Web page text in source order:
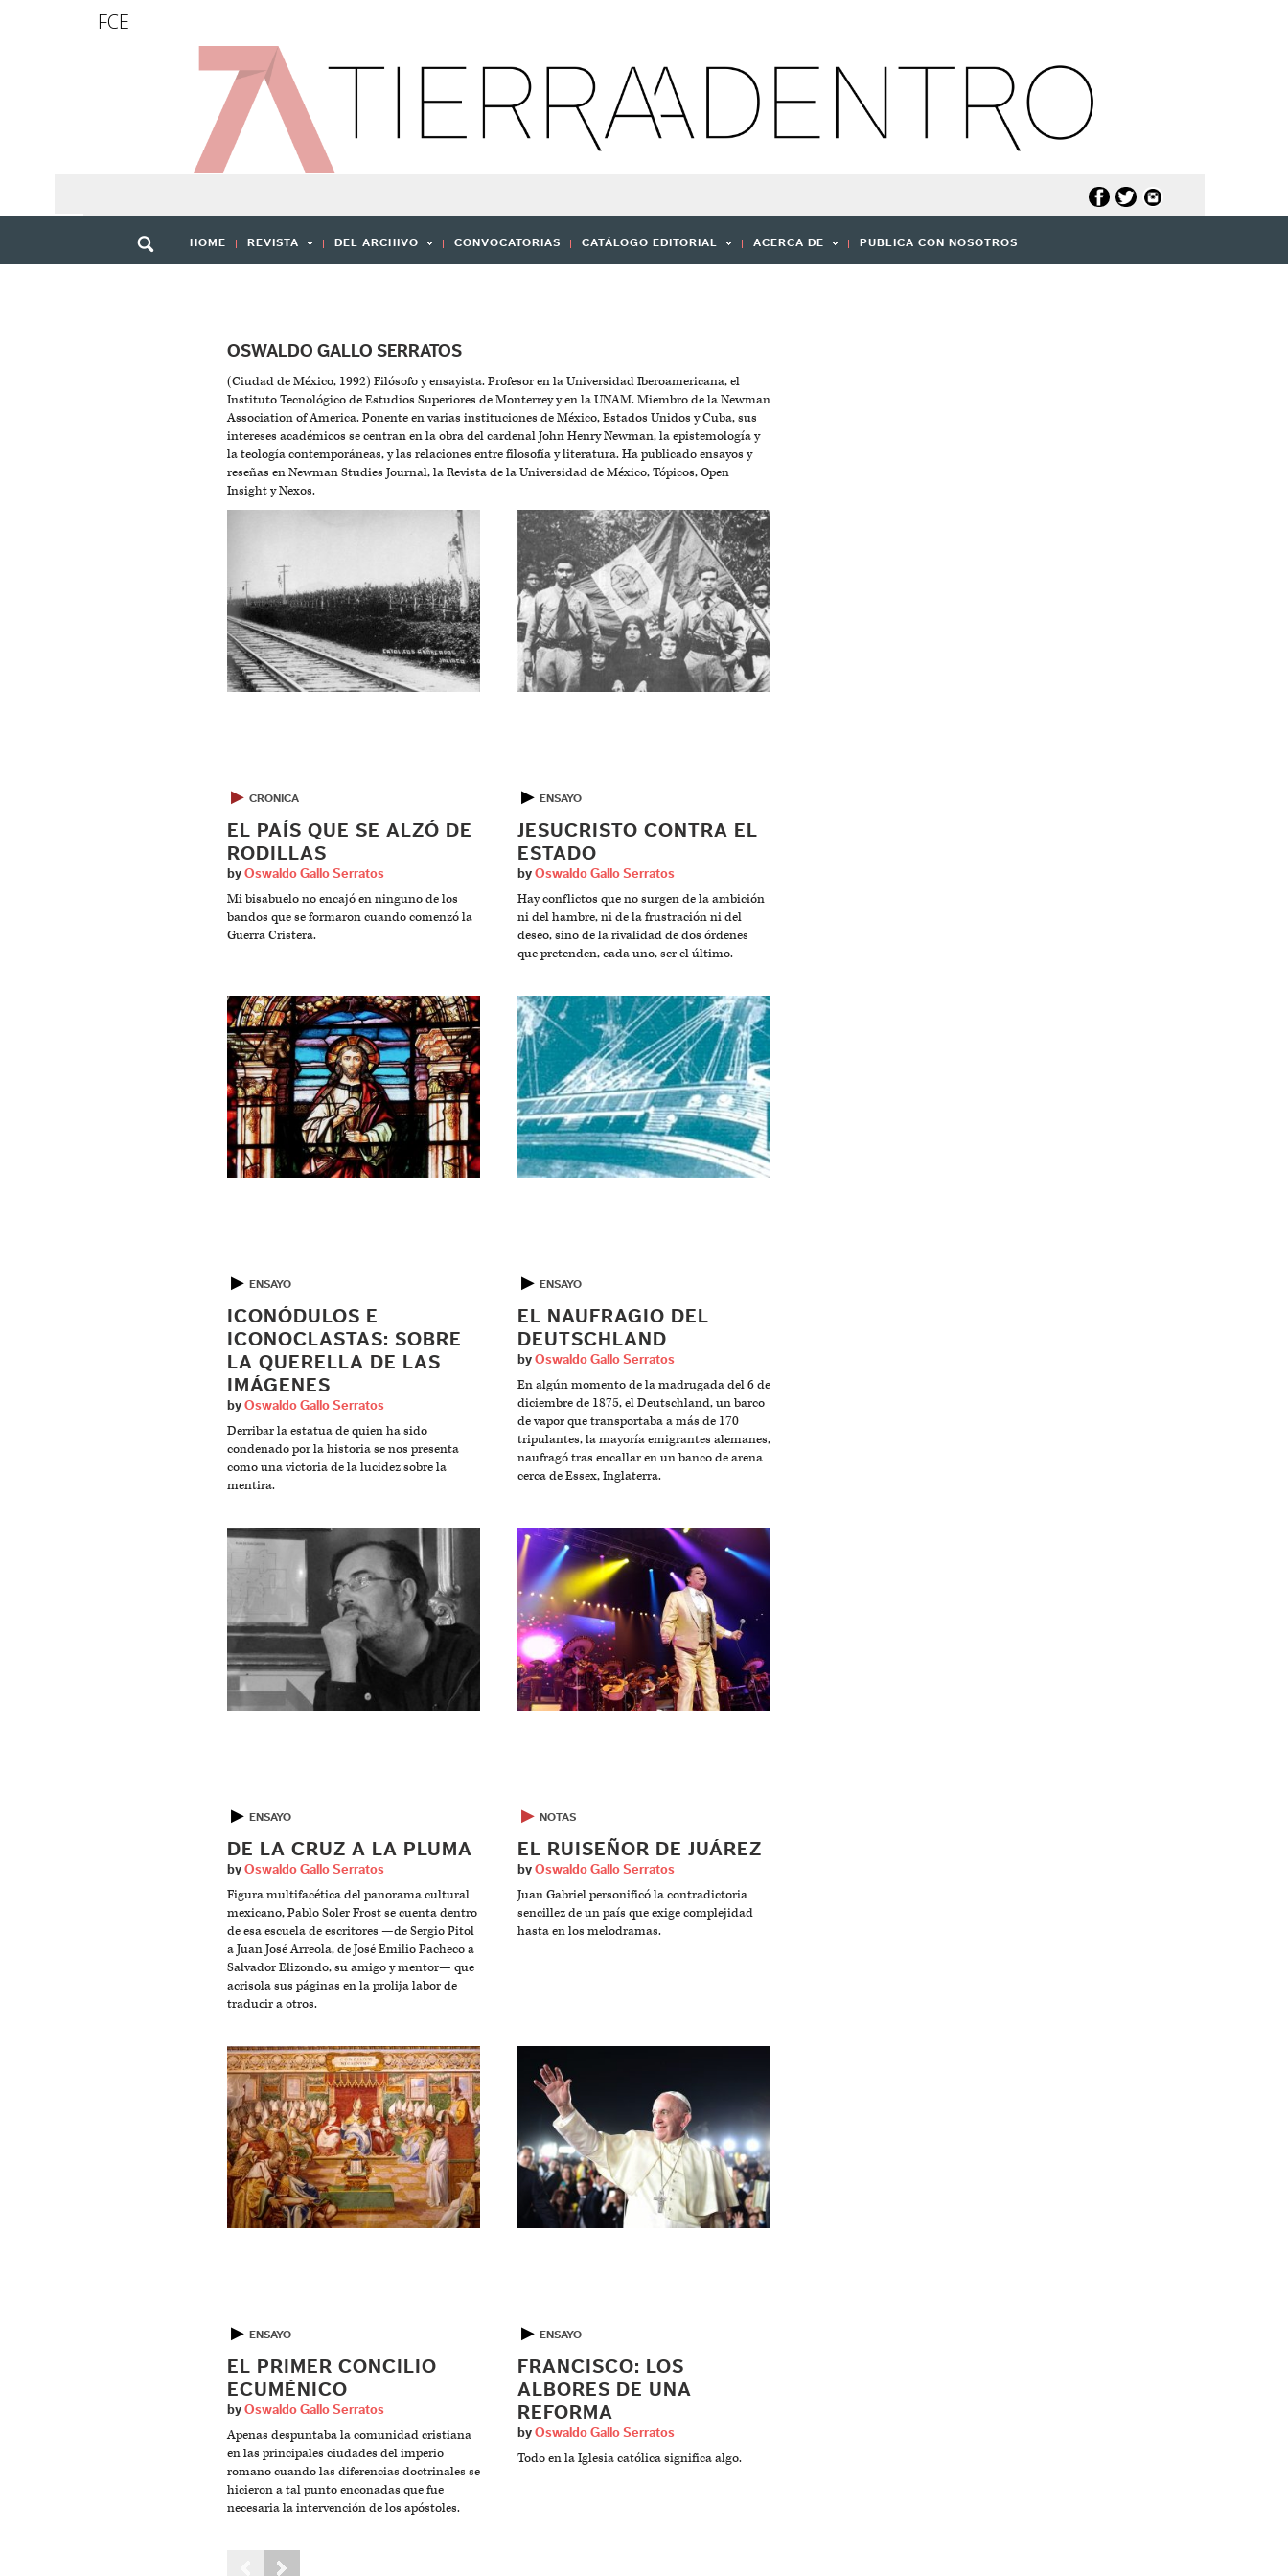
FCE
HOME REVISTA DEL ARCHIVO CONVOCATORIAS CATÁLOGO EDITORIAL ACERCA DE PUBLICA CON NOSOTROS
OSWALDO GALLO SERRATOS
(Ciudad de México, 1992) Filósofo y ensayista. Profesor en la Universidad Iberoamericana, el
Instituto Tecnológico de Estudios Superiores de Monterrey y en la UNAM. Miembro de la Newman
Association of America. Ponente en varias instituciones de México, Estados Unidos y Cuba, sus
intereses académicos se centran en la obra del cardenal John Henry Newman, la epistemología y
la teología contemporáneas, y las relaciones entre filosofía y literatura. Ha publicado ensayos y
reseñas en Newman Studies Journal, la Revista de la Universidad de México, Tópicos, Open
Insight y Nexos.
▶ CRÓNICA
EL PAÍS QUE SE ALZÓ DE
RODILLAS
by Oswaldo Gallo Serratos
Mi bisabuelo no encajó en ninguno de los
bandos que se formaron cuando comenzó la
Guerra Cristera.
▶ ENSAYO
JESUCRISTO CONTRA EL
ESTADO
by Oswaldo Gallo Serratos
Hay conflictos que no surgen de la ambición
ni del hambre, ni de la frustración ni del
deseo, sino de la rivalidad de dos órdenes
que pretenden, cada uno, ser el último.
▶ ENSAYO
ICONÓDULOS E
ICONOCLASTAS: SOBRE
LA QUERELLA DE LAS
IMÁGENES
by Oswaldo Gallo Serratos
Derribar la estatua de quien ha sido
condenado por la historia se nos presenta
como una victoria de la lucidez sobre la
mentira.
▶ ENSAYO
EL NAUFRAGIO DEL
DEUTSCHLAND
by Oswaldo Gallo Serratos
En algún momento de la madrugada del 6 de
diciembre de 1875, el Deutschland, un barco
de vapor que transportaba a más de 170
tripulantes, la mayoría emigrantes alemanes,
naufragó tras encallar en un banco de arena
cerca de Essex, Inglaterra.
▶ ENSAYO
DE LA CRUZ A LA PLUMA
by Oswaldo Gallo Serratos
Figura multifacética del panorama cultural
mexicano, Pablo Soler Frost se cuenta dentro
de esa escuela de escritores —de Sergio Pitol
a Juan José Arreola, de José Emilio Pacheco a
Salvador Elizondo, su amigo y mentor— que
acrisola sus páginas en la prolija labor de
traducir a otros.
▶ NOTAS
EL RUISEÑOR DE JUÁREZ
by Oswaldo Gallo Serratos
Juan Gabriel personificó la contradictoria
sencillez de un país que exige complejidad
hasta en los melodramas.
▶ ENSAYO
EL PRIMER CONCILIO
ECUMÉNICO
by Oswaldo Gallo Serratos
Apenas despuntaba la comunidad cristiana
en las principales ciudades del imperio
romano cuando las diferencias doctrinales se
hicieron a tal punto enconadas que fue
necesaria la intervención de los apóstoles.
▶ ENSAYO
FRANCISCO: LOS
ALBORES DE UNA
REFORMA
by Oswaldo Gallo Serratos
Todo en la Iglesia católica significa algo.